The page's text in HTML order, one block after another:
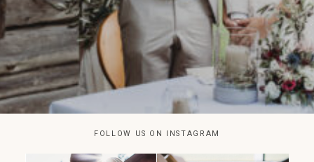
FOLLOW US ON INSTAGRAM